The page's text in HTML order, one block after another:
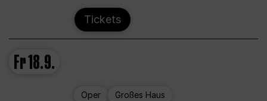
Tickets
Fr18.9.
Oper Großes Haus